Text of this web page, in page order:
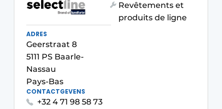
Revêtements et
produits de ligne
ADRES
Geerstraat 8
5111 PS Baarle-
Nassau
Pays-Bas
CONTACTGEVENS
+32 4 71 98 58 73